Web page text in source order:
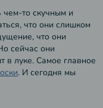
чем-то скучным и
что они слишком
что они
сейчас они
в луке. Самое главное
. И сегодня мы